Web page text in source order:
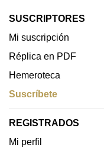
SUSCRIPTORES
Mi suscripción
Réplica en PDF
Hemeroteca
Suscríbete
REGISTRADOS
Mi perfil